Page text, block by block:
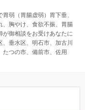
弱（胃腸虚弱）胃下垂、
、胸やけ、食欲不振、胃腸
が御相談をお受けあなたに
垂水区、明石市、加古川
つの市、備前市、佐用